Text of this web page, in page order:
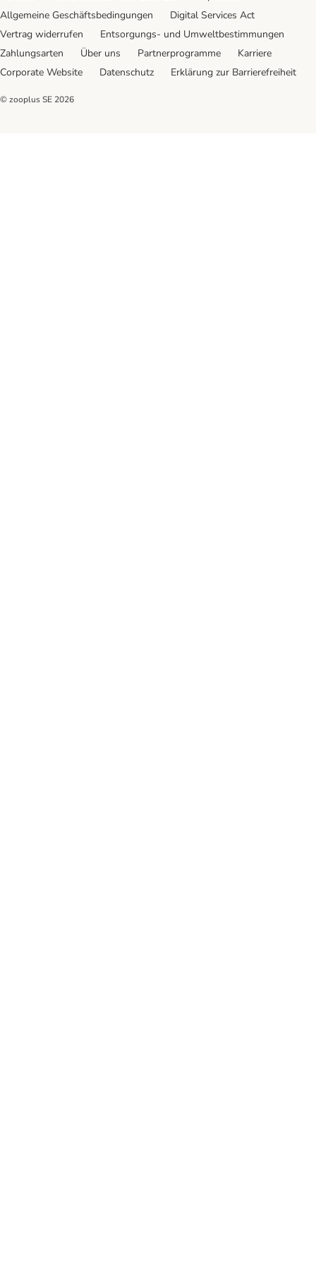
Allgemeine Geschäftsbedingungen
Digital Services Act
Vertrag widerrufen
Entsorgungs- und Umweltbestimmungen
Zahlungsarten
Über uns Partnerprogramme
Karriere
Corporate Website
Datenschutz Erklärung zur Barrierefreiheit
© zooplus SE 2026